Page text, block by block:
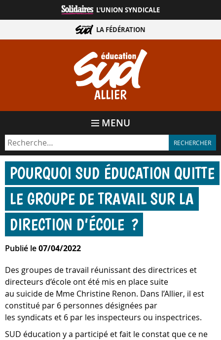
directement
contenu
ALLIER
L'UNION SYNDICALE
LA FÉDÉRATION
MENU
POURQUOI SUD ÉDUCATION QUITTE
LE GROUPE DE TRAVAIL SUR LA
DIRECTION D’ÉCOLE ?
Publié le07/04/2022
Des groupes de travail réunissant des directrices et
directeurs d’école ont été mis en place suite
au suicide de Mme Christine Renon. Dans l’Allier, il est
constitué par 6 personnes désignées par
les syndicats et 6 par les inspecteurs ou inspectrices.
SUD éducation y a participé et fait le constat que ce ne